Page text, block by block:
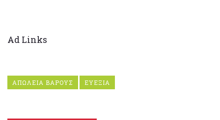
Ad Links
ΑΠΩΛΕΙΑ ΒΑΡΟΥΣ ΕΥΕΞΙΑ